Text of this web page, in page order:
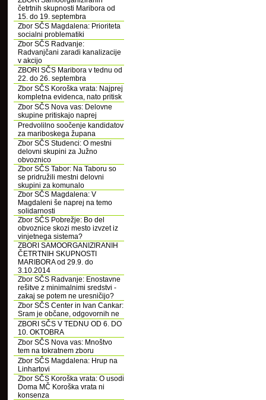
četrtnih skupnosti Maribora od
15. do 19. septembra
Zbor SČS Magdalena: Prioriteta
socialni problematiki
Zbor SČS Radvanje:
Radvanjčani zaradi kanalizacije
v akcijo
ZBORI SČS Maribora v tednu od
22. do 26. septembra
Zbor SČS Koroška vrata: Najprej
kompletna evidenca, nato pritisk
Zbor SČS Nova vas: Delovne
skupine pritiskajo naprej
Predvolilno soočenje kandidatov
za mariboskega župana
Zbor SČS Studenci: O mestni
delovni skupini za Južno
obvoznico
Zbor SČS Tabor: Na Taboru so
se pridružili mestni delovni
skupini za komunalo
Zbor SČS Magdalena: V
Magdaleni še naprej na temo
solidarnosti
Zbor SČS Pobrežje: Bo del
obvoznice skozi mesto izvzet iz
vinjetnega sistema?
ZBORI SAMOORGANIZIRANIH
ČETRTNIH SKUPNOSTI
MARIBORA od 29.9. do
3.10.2014
Zbor SČS Radvanje: Enostavne
rešitve z minimalnimi sredstvi -
zakaj se potem ne uresničijo?
Zbor SČS Center in Ivan Cankar:
Sram je občane, odgovornih ne
ZBORI SČS V TEDNU OD 6. DO
10. OKTOBRA
Zbor SČS Nova vas: Mnoštvo
tem na tokratnem zboru
Zbor SČS Magdalena: Hrup na
Linhartovi
Zbor SČS Koroška vrata: O usodi
Doma MČ Koroška vrata ni
konsenza